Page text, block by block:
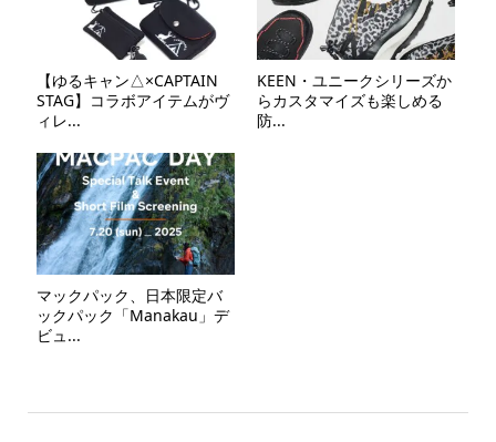
【ゆるキャン△×CAPTAIN
STAG】コラボアイテムがヴ
ィレ...
KEEN・ユニークシリーズか
らカスタマイズも楽しめる
防...
マックパック、日本限定バ
ックパック「Manakau」デ
ビュ...